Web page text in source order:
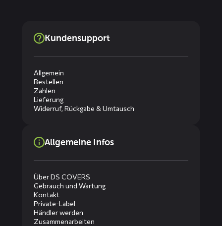
Kundensupport
Allgemein
Bestellen
Zahlen
Lieferung
Widerruf, Rückgabe & Umtausch
Allgemeine Infos
Über DS COVERS
Gebrauch und Wartung
Kontakt
Private-Label
Händler werden
Zusammenarbeiten